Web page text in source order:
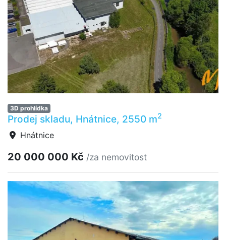
3D prohlídka
Prodej skladu, Hnátnice, 2550 m2
Hnátnice
20 000 000 Kč /za nemovitost